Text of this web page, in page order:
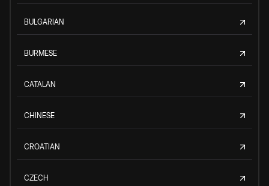
BULGARIAN
BURMESE
CATALAN
CHINESE
CROATIAN
CZECH